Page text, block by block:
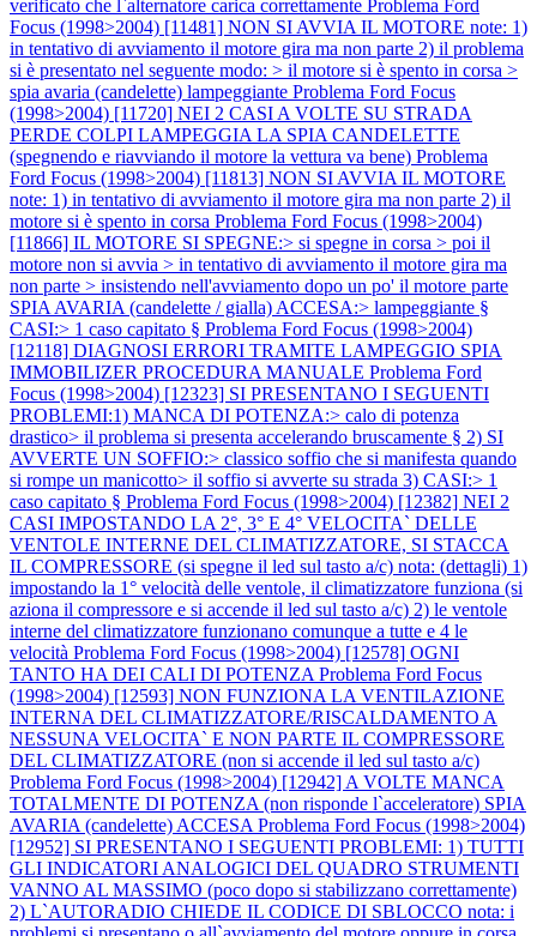
verificato che l`alternatore carica correttamente Problema Ford
Focus (1998>2004) [11481] NON SI AVVIA IL MOTORE note: 1)
in tentativo di avviamento il motore gira ma non parte 2) il problema
si è presentato nel seguente modo: > il motore si è spento in corsa >
spia avaria (candelette) lampeggiante Problema Ford Focus
(1998>2004) [11720] NEI 2 CASI A VOLTE SU STRADA
PERDE COLPI LAMPEGGIA LA SPIA CANDELETTE
(spegnendo e riavviando il motore la vettura va bene) Problema
Ford Focus (1998>2004) [11813] NON SI AVVIA IL MOTORE
note: 1) in tentativo di avviamento il motore gira ma non parte 2) il
motore si è spento in corsa Problema Ford Focus (1998>2004)
[11866] IL MOTORE SI SPEGNE:> si spegne in corsa > poi il
motore non si avvia > in tentativo di avviamento il motore gira ma
non parte > insistendo nell'avviamento dopo un po' il motore parte
SPIA AVARIA (candelette / gialla) ACCESA:> lampeggiante §
CASI:> 1 caso capitato § Problema Ford Focus (1998>2004)
[12118] DIAGNOSI ERRORI TRAMITE LAMPEGGIO SPIA
IMMOBILIZER PROCEDURA MANUALE Problema Ford
Focus (1998>2004) [12323] SI PRESENTANO I SEGUENTI
PROBLEMI:1) MANCA DI POTENZA:> calo di potenza
drastico> il problema si presenta accelerando bruscamente § 2) SI
AVVERTE UN SOFFIO:> classico soffio che si manifesta quando
si rompe un manicotto> il soffio si avverte su strada 3) CASI:> 1
caso capitato § Problema Ford Focus (1998>2004) [12382] NEI 2
CASI IMPOSTANDO LA 2°, 3° E 4° VELOCITA` DELLE
VENTOLE INTERNE DEL CLIMATIZZATORE, SI STACCA
IL COMPRESSORE (si spegne il led sul tasto a/c) nota: (dettagli) 1)
impostando la 1° velocità delle ventole, il climatizzatore funziona (si
aziona il compressore e si accende il led sul tasto a/c) 2) le ventole
interne del climatizzatore funzionano comunque a tutte e 4 le
velocità Problema Ford Focus (1998>2004) [12578] OGNI
TANTO HA DEI CALI DI POTENZA Problema Ford Focus
(1998>2004) [12593] NON FUNZIONA LA VENTILAZIONE
INTERNA DEL CLIMATIZZATORE/RISCALDAMENTO A
NESSUNA VELOCITA` E NON PARTE IL COMPRESSORE
DEL CLIMATIZZATORE (non si accende il led sul tasto a/c)
Problema Ford Focus (1998>2004) [12942] A VOLTE MANCA
TOTALMENTE DI POTENZA (non risponde l`acceleratore) SPIA
AVARIA (candelette) ACCESA Problema Ford Focus (1998>2004)
[12952] SI PRESENTANO I SEGUENTI PROBLEMI: 1) TUTTI
GLI INDICATORI ANALOGICI DEL QUADRO STRUMENTI
VANNO AL MASSIMO (poco dopo si stabilizzano correttamente)
2) L`AUTORADIO CHIEDE IL CODICE DI SBLOCCO nota: i